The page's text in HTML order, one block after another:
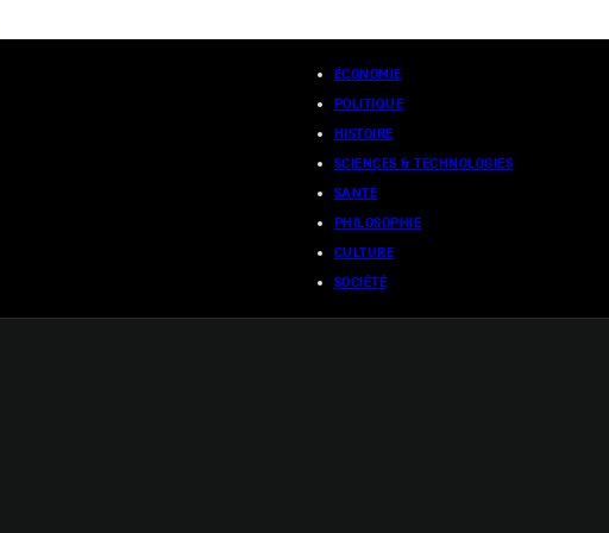
ÉCONOMIE
POLITIQUE
HISTOIRE
SCIENCES & TECHNOLOGIES
SANTÉ
PHILOSOPHIE
CULTURE
SOCIÉTÉ